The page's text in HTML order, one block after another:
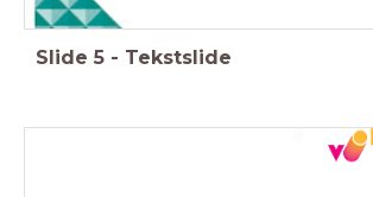
Slide 5 - Tekstslide